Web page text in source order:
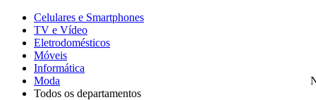
Celulares e Smartphones
TV e Vídeo
Eletrodomésticos
Móveis
Informática
Moda
Todos os departamentos